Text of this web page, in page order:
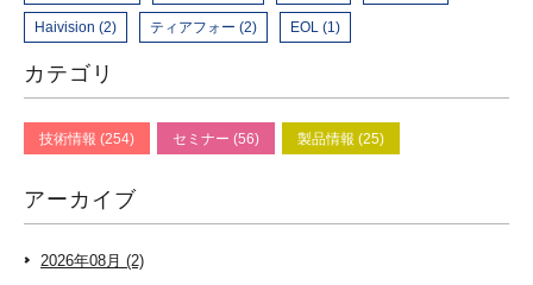
Haivision (2) ティアフォー (2) EOL (1)
カテゴリ
技術情報 (254) セミナー (56) 製品情報 (25)
アーカイブ
2026年08月 (2)